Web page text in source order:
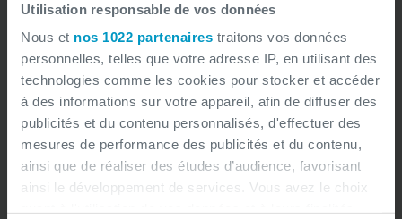
Utilisation responsable de vos données
Nous et nos 1022 partenaires traitons vos données
personnelles, telles que votre adresse IP, en utilisant des
technologies comme les cookies pour stocker et accéder
à des informations sur votre appareil, afin de diffuser des
publicités et du contenu personnalisés, d'effectuer des
mesures de performance des publicités et du contenu,
ainsi que de réaliser des études d’audience, favorisant
ainsi le développement de services. Vous avez le choix
Amélioration de l’expérience client à travers les
outils digitaux
Optimisation des parcours utilisateurs (UX/UI)
Digitalisation et automatisation des processus
métiers
Suivi et mesure de la performance
opérationnelle